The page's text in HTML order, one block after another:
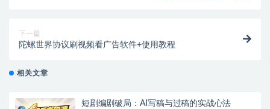
下一篇
陀螺世界协议刷视频看广告软件+使用教程
相关文章
短剧编剧破局：AI写稿与过稿的实战心法